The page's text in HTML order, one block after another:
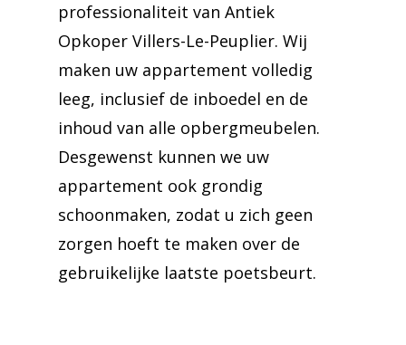
professionaliteit van Antiek
Opkoper Villers-Le-Peuplier. Wij
maken uw appartement volledig
leeg, inclusief de inboedel en de
inhoud van alle opbergmeubelen.
Desgewenst kunnen we uw
appartement ook grondig
schoonmaken, zodat u zich geen
zorgen hoeft te maken over de
gebruikelijke laatste poetsbeurt.